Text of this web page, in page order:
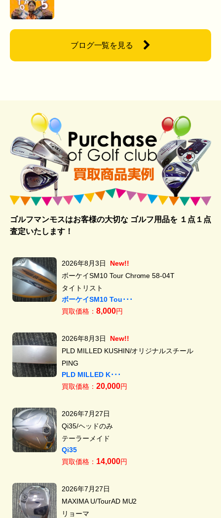
ブログ一覧を見る
ゴルフマンモスはお客様の大切な ゴルフ用品を１点１点
査定いたします！
2026年8月3日
New!!
ボーケイSM10 Tour Chrome 58-04T
タイトリスト
ボーケイSM10 Tou･･･
買取価格： 8,000円
2026年8月3日
New!!
PLD MILLED KUSHIN/オリジナルスチール
PING
PLD MILLED K･･･
買取価格： 20,000円
2026年7月27日
Qi35/ヘッドのみ
テーラーメイド
Qi35
買取価格： 14,000円
2026年7月27日
MAXIMA U/TourAD MU2
リョーマ